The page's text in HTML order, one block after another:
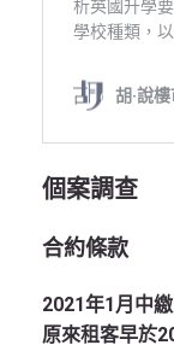
個案調查
合約條款
2021年1月中
原來租客早於